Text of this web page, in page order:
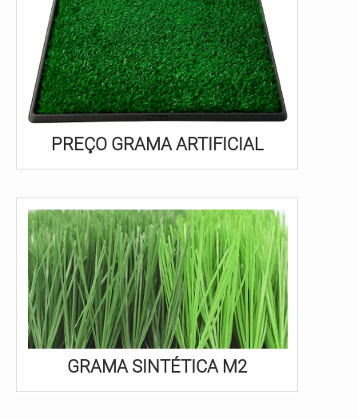
PREÇO GRAMA ARTIFICIAL
GRAMA SINTÉTICA M2